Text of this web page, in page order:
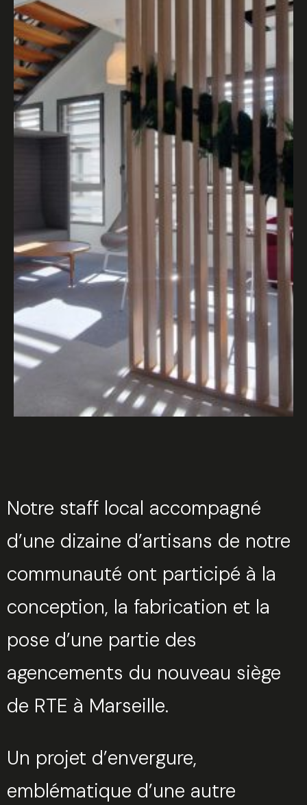
Notre staff local accompagné
d’une dizaine d’artisans de notre
communauté ont participé à la
conception, la fabrication et la
pose d’une partie des
agencements du nouveau siège
de RTE à Marseille.
Un projet d’envergure,
emblématique d’une autre